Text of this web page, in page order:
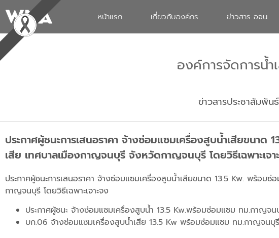
หน้าแรก เกี่ยวกับองค์กร ข่าวสาร อจน.
องค์การจัดการน้ำ
ข่าวสารประชาสัมพั
ประกาศผู้ชนะการเสนอราคา จ้างซ่อมแซมเครื่องสูบน้ำเสียขนา
เสีย เทศบาลเมืองกาญจนบุรี จังหวัดกาญจนบุรี โดยวิธีเฉพาะเจา
ประกาศผู้ชนะการเสนอราคา จ้างซ่อมแซมเครื่องสูบน้ำเสียขนาด 13.5 Kw. พร้อ
กาญจนบุรี โดยวิธีเฉพาะเจาะจง
ประกาศผู้ชนะ จ้างซ่อมแซมเครื่องสูบน้ำ 13.5 Kw.พร้อมซ่อมแซม ทม.กาญจ
บก.06 จ้างซ่อมแซมเครื่องสูบน้ำเสีย 13.5 Kw พร้อมซ่อมแซม ทม.กาญจน